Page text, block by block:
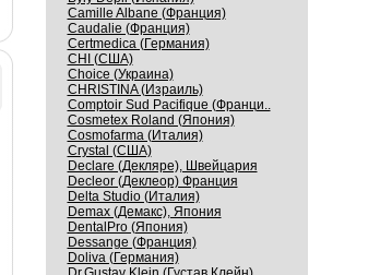
Camille Albane (Франция)
Caudalie (Франция)
Certmedica (Германия)
CHI (США)
Choice (Украина)
CHRISTINA (Израиль)
Comptoir Sud Pacifique (Франци..
Cosmetex Roland (Япония)
Cosmofarma (Италия)
Crystal (США)
Declare (Декляре), Швейцария
Decleor (Деклеор) Франция
Delta Studio (Италия)
Demax (Демакс), Япония
DentalPro (Япония)
Dessange (Франция)
Doliva (Германия)